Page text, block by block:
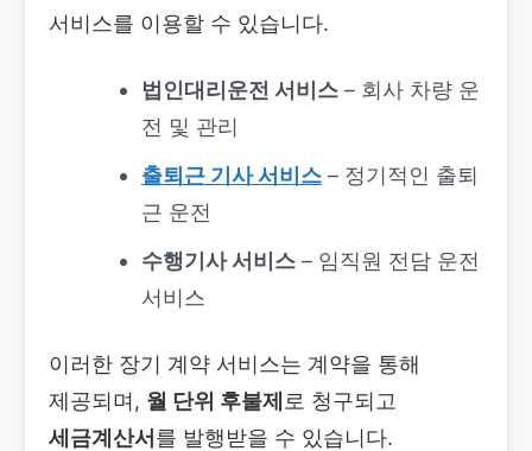
서비스를 이용할 수 있습니다.
법인대리운전 서비스– 회사 차량 운
전 및 관리
출퇴근 기사 서비스– 정기적인 출퇴
근 운전
수행기사 서비스– 임직원 전담 운전
서비스
이러한 장기 계약 서비스는 계약을 통해
제공되며, 월 단위 후불제 로 청구되고
세금계산서를 발행받을 수 있습니다.